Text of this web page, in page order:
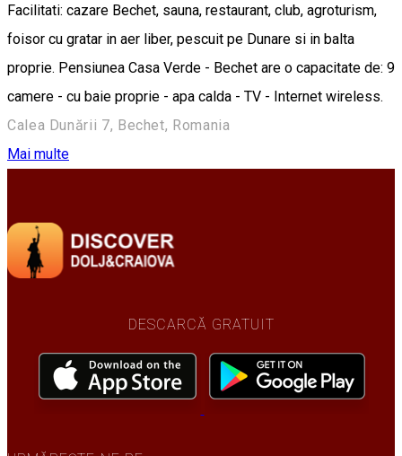
Facilitati: cazare Bechet, sauna, restaurant, club, agroturism,
foisor cu gratar in aer liber, pescuit pe Dunare si in balta
proprie. Pensiunea Casa Verde - Bechet are o capacitate de: 9
camere - cu baie proprie - apa calda - TV - Internet wireless.
Calea Dunării 7, Bechet, Romania
Mai multe
DESCARCĂ GRATUIT